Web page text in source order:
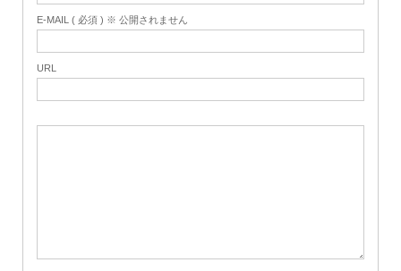
E-MAIL ( 必須 ) ※ 公開されません
URL